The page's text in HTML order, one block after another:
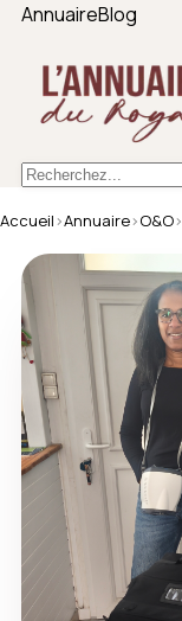
AnnuaireBlog
Accueil›Annuaire›O&O›